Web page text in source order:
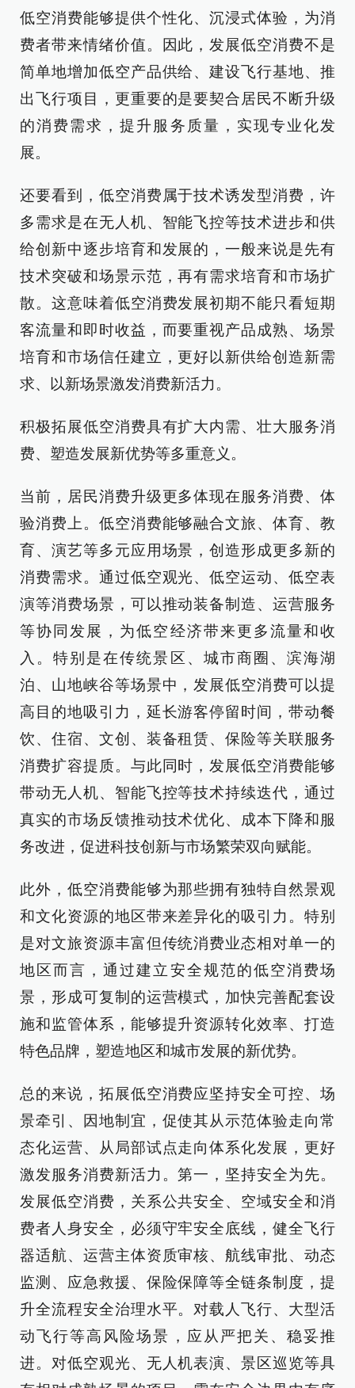
低空消费能够提供个性化、沉浸式体验，为消
费者带来情绪价值。因此，发展低空消费不是
简单地增加低空产品供给、建设飞行基地、推
出飞行项目，更重要的是要契合居民不断升级
的消费需求，提升服务质量，实现专业化发
展。
还要看到，低空消费属于技术诱发型消费，许
多需求是在无人机、智能飞控等技术进步和供
给创新中逐步培育和发展的，一般来说是先有
技术突破和场景示范，再有需求培育和市场扩
散。这意味着低空消费发展初期不能只看短期
客流量和即时收益，而要重视产品成熟、场景
培育和市场信任建立，更好以新供给创造新需
求、以新场景激发消费新活力。
积极拓展低空消费具有扩大内需、壮大服务消
费、塑造发展新优势等多重意义。
当前，居民消费升级更多体现在服务消费、体
验消费上。低空消费能够融合文旅、体育、教
育、演艺等多元应用场景，创造形成更多新的
消费需求。通过低空观光、低空运动、低空表
演等消费场景，可以推动装备制造、运营服务
等协同发展，为低空经济带来更多流量和收
入。特别是在传统景区、城市商圈、滨海湖
泊、山地峡谷等场景中，发展低空消费可以提
高目的地吸引力，延长游客停留时间，带动餐
饮、住宿、文创、装备租赁、保险等关联服务
消费扩容提质。与此同时，发展低空消费能够
带动无人机、智能飞控等技术持续迭代，通过
真实的市场反馈推动技术优化、成本下降和服
务改进，促进科技创新与市场繁荣双向赋能。
此外，低空消费能够为那些拥有独特自然景观
和文化资源的地区带来差异化的吸引力。特别
是对文旅资源丰富但传统消费业态相对单一的
地区而言，通过建立安全规范的低空消费场
景，形成可复制的运营模式，加快完善配套设
施和监管体系，能够提升资源转化效率、打造
特色品牌，塑造地区和城市发展的新优势。
总的来说，拓展低空消费应坚持安全可控、场
景牵引、因地制宜，促使其从示范体验走向常
态化运营、从局部试点走向体系化发展，更好
激发服务消费新活力。第一，坚持安全为先。
发展低空消费，关系公共安全、空域安全和消
费者人身安全，必须守牢安全底线，健全飞行
器适航、运营主体资质审核、航线审批、动态
监测、应急救援、保险保障等全链条制度，提
升全流程安全治理水平。对载人飞行、大型活
动飞行等高风险场景，应从严把关、稳妥推
进。对低空观光、无人机表演、景区巡览等具